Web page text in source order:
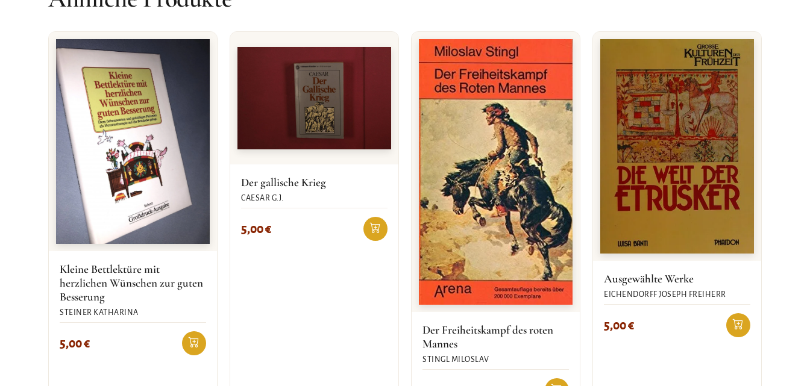
Kleine Bettlektüre mit
herzlichen Wünschen zur guten
Besserung
STEINER KATHARINA
5,00€
Der gallische Krieg
CAESAR G.J.
5,00€
Der Freiheitskampf des roten
Mannes
STINGL MILOSLAV
Ausgewählte Werke
EICHENDORFF JOSEPH FREIHERR
5,00€